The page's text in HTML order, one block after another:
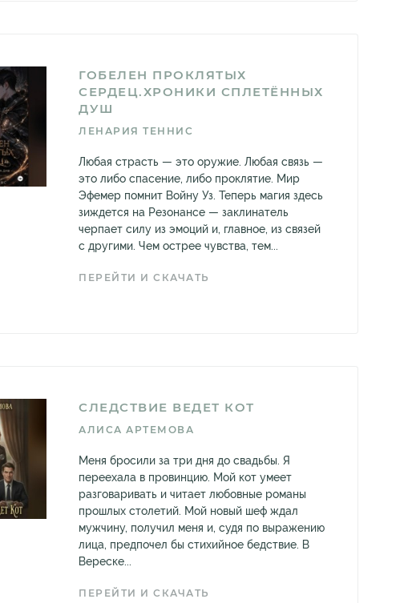
ГОБЕЛЕН ПРОКЛЯТЫХ
СЕРДЕЦ.ХРОНИКИ СПЛЕТЁННЫХ
ДУШ
ЛЕНАРИЯ ТЕННИС
Любая страсть — это оружие. Любая связь —
это либо спасение, либо проклятие. Мир
Эфемер помнит Войну Уз. Теперь магия здесь
зиждется на Резонансе — заклинатель
черпает силу из эмоций и, главное, из связей
с другими. Чем острее чувства, тем...
ПЕРЕЙТИ И СКАЧАТЬ
СЛЕДСТВИЕ ВЕДЕТ КОТ
АЛИСА АРТЕМОВА
Меня бросили за три дня до свадьбы. Я
переехала в провинцию. Мой кот умеет
разговаривать и читает любовные романы
прошлых столетий. Мой новый шеф ждал
мужчину, получил меня и, судя по выражению
лица, предпочел бы стихийное бедствие. В
Вереске...
ПЕРЕЙТИ И СКАЧАТЬ